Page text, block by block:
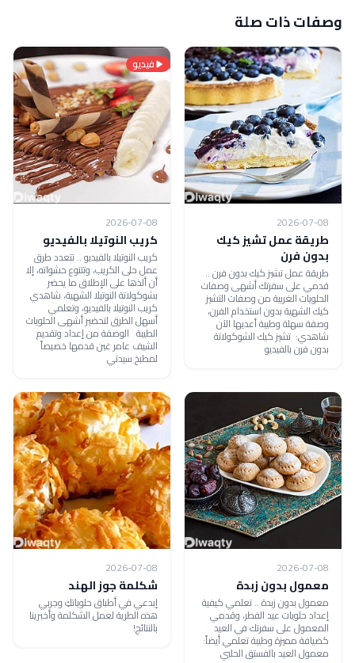
وصفات ذات صلة
2026-07-08
طريقة عمل تشيز كيك
بدون فرن
طريقة عمل تشيز كيك بدون فرن ..
قدمي على سفرتك أشهى وصفات
الحلويات الغربية من وصفات التشيز
كيك الشهية بدون استخدام الفرن،
وصفة سهلة وطيبة أعديها الآن
شاهدي: تشيز كيك الشوكولاتة
بدون فرن بالفيديو
فيديو
2026-07-08
كريب النوتيلا بالفيديو
كريب النوتيلا بالفيديو .. تتعدد طرق
عمل حلى الكريب، وتتنوع حشواته، إلا
أن ألذها على الإطلاق ما يحضر
بشوكولاتة النوتيلا الشهية، شاهدي
كريب النوتيلا بالفيديو، وتعلمي
أسهل الطرق لتحضير أشهى الحلويات
الطيبة الوصفة من إعداد وتقديم
الشيف عامر غبن قدمها خصيصاً
لمطبخ سيدتي
2026-07-08
معمول بدون زبدة
معمول بدون زبدة .. تعلمي كيفية
إعداد حلويات عيد الفطر، وقدمي
المعمول على سفرتك في العيد
كضيافة مميزة وطيبة تعلمي أيضاً:
معمول العيد بالفستق الحلبي
2026-07-08
شكلمة جوز الهند
إبدعي في أطباق حلوياتكِ وجربي
هذه الطرية لعمل الشكلمة وأخبرينا
بالنتائج!